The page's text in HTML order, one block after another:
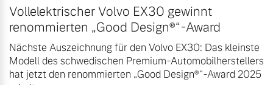
Vollelektrischer Volvo EX30 gewinnt
renommierten „Good Design®“-Award
Nächste Auszeichnung für den Volvo EX30: Das kleinste
Modell des schwedischen Premium-Automobilherstellers
hat jetzt den renommierten „Good Design®“-Award 2025